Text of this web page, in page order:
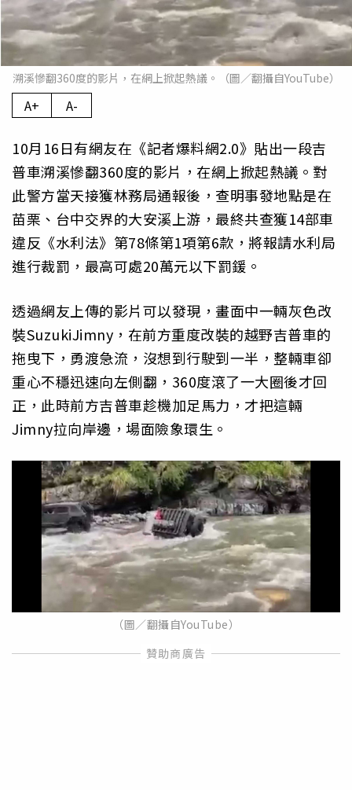
溯溪慘翻360度的影片，在網上掀起熱議。（圖／翻攝自YouTube）
A+ A-
10月16日有網友在《記者爆料網2.0》貼出一段吉
普車溯溪慘翻360度的影片，在網上掀起熱議。對
此警方當天接獲林務局通報後，查明事發地點是在
苗栗、台中交界的大安溪上游，最終共查獲14部車
違反《水利法》第78條第1項第6款，將報請水利局
進行裁罰，最高可處20萬元以下罰鍰。
透過網友上傳的影片可以發現，畫面中一輛灰色改
裝SuzukiJimny，在前方重度改裝的越野吉普車的
拖曳下，勇渡急流，沒想到行駛到一半，整輛車卻
重心不穩迅速向左側翻，360度滾了一大圈後才回
正，此時前方吉普車趁機加足馬力，才把這輛
Jimny拉向岸邊，場面險象環生。
（圖／翻攝自YouTube）